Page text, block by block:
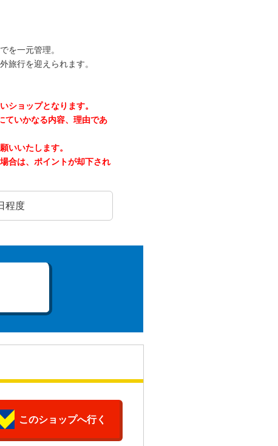
を一元管理。
旅行を迎えられます。
ショップとなります。
ていかなる内容、理由であ
いいたします。
合は、ポイントが却下され
程度
このショップへ行く